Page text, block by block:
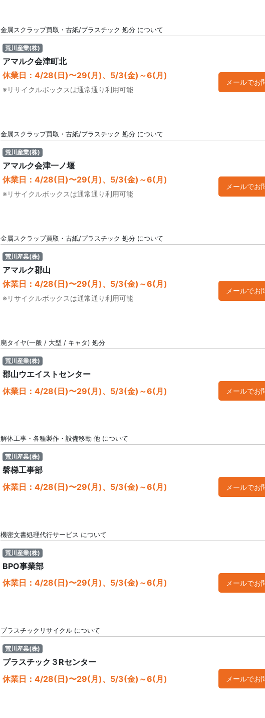
金属スクラップ買取・古紙/プラスチック 処分 について
荒川産業(株)
アマルク会津町北
休業日：4/28(日)〜29(月)、5/3(金)～6(月)
※リサイクルボックスは通常通り利用可能
メールでお
金属スクラップ買取・古紙/プラスチック 処分 について
荒川産業(株)
アマルク会津一ノ堰
休業日：4/28(日)〜29(月)、5/3(金)～6(月)
※リサイクルボックスは通常通り利用可能
メールでお
金属スクラップ買取・古紙/プラスチック 処分 について
荒川産業(株)
アマルク郡山
休業日：4/28(日)〜29(月)、5/3(金)～6(月)
※リサイクルボックスは通常通り利用可能
メールでお
廃タイヤ(一般 / 大型 / キャタ) 処分
荒川産業(株)
郡山ウエイストセンター
休業日：4/28(日)〜29(月)、5/3(金)～6(月)
メールでお
解体工事・各種製作・設備移動 他 について
荒川産業(株)
磐梯工事部
休業日：4/28(日)〜29(月)、5/3(金)～6(月)
メールでお
機密文書処理代行サービス について
荒川産業(株)
BPO事業部
休業日：4/28(日)〜29(月)、5/3(金)～6(月)
メールでお
プラスチックリサイクル について
荒川産業(株)
プラスチック３Rセンター
休業日：4/28(日)〜29(月)、5/3(金)～6(月)
メールでお